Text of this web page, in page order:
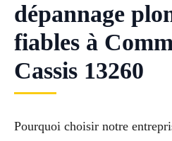
dépannage
fiables à
Cassis 13260
Pourquoi choisir notre